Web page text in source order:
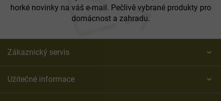
horké novinky na váš e-mail. Pečlivě vybrané produkty pro
domácnost a zahradu.
Zákaznický servis
Užitečné informace